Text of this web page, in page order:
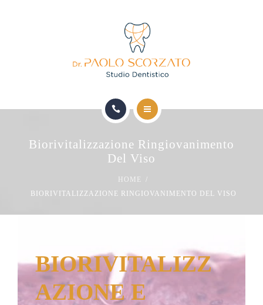
TERAPIE MEDICHE DOTT. D’AGATA
CONTATTI
Biorivitalizzazione Ringiovanimento
Del Viso
HOME
BIORIVITALIZZAZIONE RINGIOVANIMENTO DEL VISO
BIORIVITALIZZ
AZIONE E